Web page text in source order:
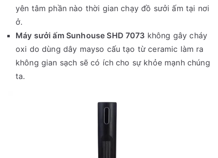
yên tâm phần nào thời gian chạy đồ sưởi ấm tại nơi
ở.
Máy sưởi ấm Sunhouse SHD 7073 không gây cháy
oxi do dùng dây mayso cấu tạo từ ceramic làm ra
không gian sạch sẽ có ích cho sự khỏe mạnh chúng
ta.